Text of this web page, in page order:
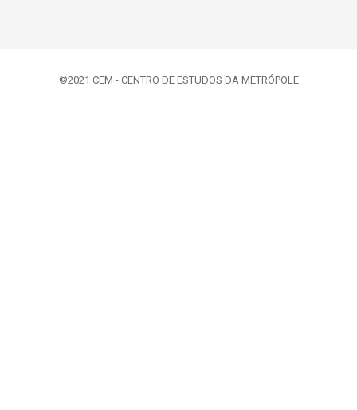
©2021 CEM - CENTRO DE ESTUDOS DA METRÓPOLE